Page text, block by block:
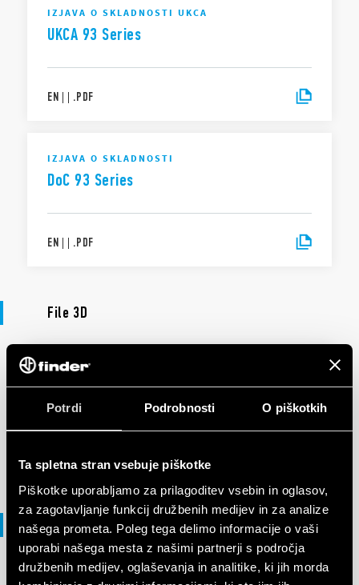
Potrdi Podrobnosti O piškotkih
Ta spletna stran vsebuje piškotke
Piškotke uporabljamo za prilagoditev vsebin in oglasov,
za zagotavljanje funkcij družbenih medijev in za analize
našega prometa. Poleg tega delimo informacije o vaši
uporabi našega mesta z našimi partnerji s področja
družbenih medijev, oglaševanja in analitike, ki jih morda
IZJAVA O SKLADNOSTI UKCA
UKCA 93 Series
EN | | .PDF
IZJAVA O SKLADNOSTI
DoC 93 Series
EN | | .PDF
File 3D
MAPA 3D
93 Series
File DXF
FILE DXF